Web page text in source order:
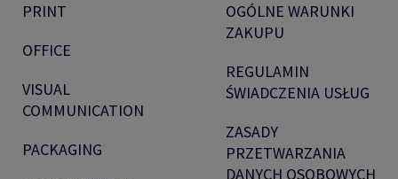
PRINT
OFFICE
VISUAL
COMMUNICATION
PACKAGING
OGÓLNE WARUNKI
ZAKUPU
REGULAMIN
ŚWIADCZENIA USŁUG
ZASADY
PRZETWARZANIA
DANYCH OSOBOWYCH